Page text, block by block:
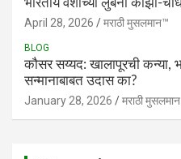
भारतीय वंशाच्या लुबना काझी-
April 28, 2026 मराठी मुसलमान™️
BLOG
​कौसर सय्यद: खालापूरची कन्या,
सन्मानाबाबत उदास का?
January 28, 2026 मराठी